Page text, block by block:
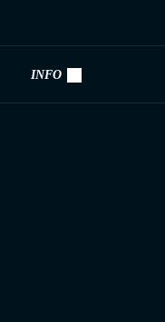
INFO